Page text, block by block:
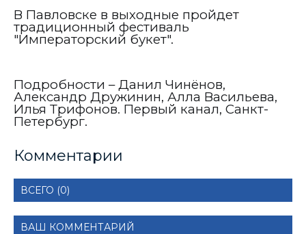
В Павловске в выходные пройдет
традиционный фестиваль
"Императорский букет".
Подробности – Данил Чинёнов,
Александр Дружинин, Алла Васильева,
Илья Трифонов. Первый канал, Санкт-
Петербург.
Комментарии
ВСЕГО (0)
ВАШ КОММЕНТАРИЙ